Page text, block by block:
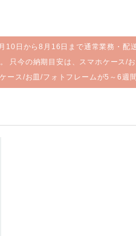
10日から8月16日まで通常業務・配
只今の納期目安は、スマホケース/
ース/お皿/フォトフレームが5～6週